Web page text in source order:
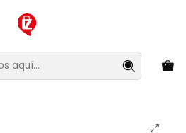
antes de que la oferta termine!
Lentes de Sol
Waimea Black Revo
Unisex - Talla 55mm